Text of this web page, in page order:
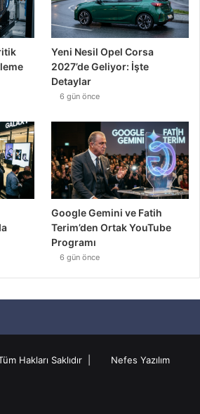
Yeni Nesil Opel Corsa
2027’de Geliyor: İşte
Detaylar
6 gün önce
Google Gemini ve Fatih
Terim’den Ortak YouTube
Programı
6 gün önce
Hakları Saklıdır | Nefes Yazılım